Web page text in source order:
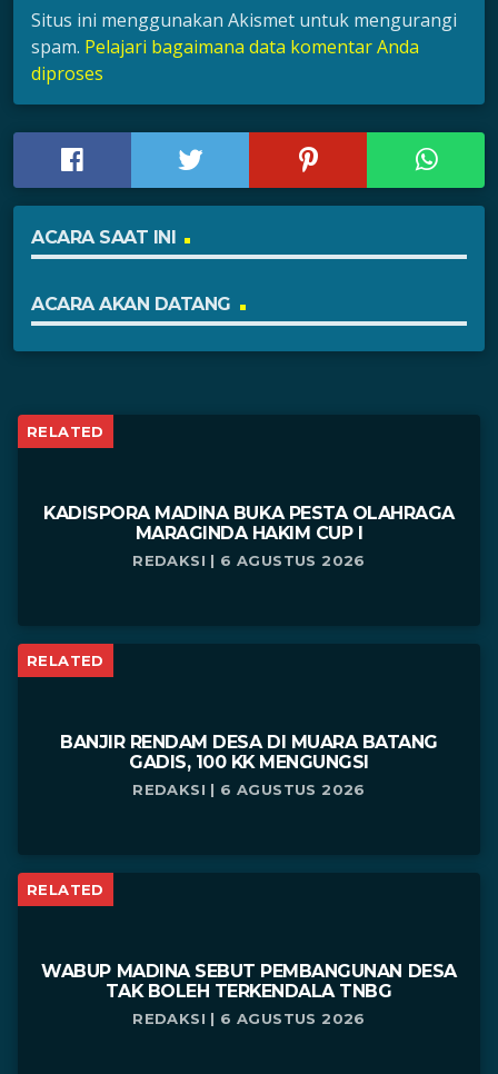
Situs ini menggunakan Akismet untuk mengurangi
spam. Pelajari bagaimana data komentar Anda
diproses
ACARA SAAT INI
ACARA AKAN DATANG
RELATED
KADISPORA MADINA BUKA PESTA OLAHRAGA
MARAGINDA HAKIM CUP I
REDAKSI | 6 AGUSTUS 2026
RELATED
BANJIR RENDAM DESA DI MUARA BATANG
GADIS, 100 KK MENGUNGSI
REDAKSI | 6 AGUSTUS 2026
RELATED
WABUP MADINA SEBUT PEMBANGUNAN DESA
TAK BOLEH TERKENDALA TNBG
REDAKSI | 6 AGUSTUS 2026